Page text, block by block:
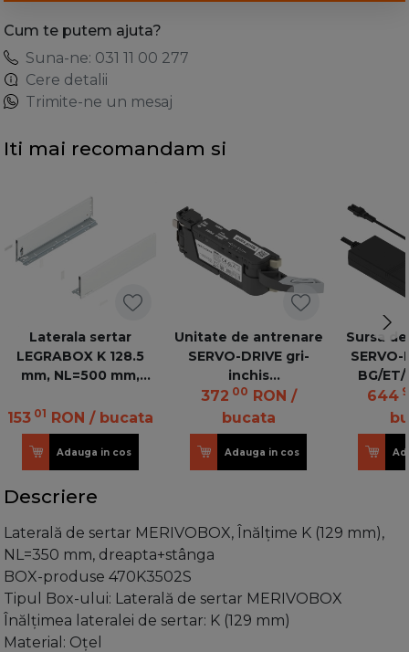
Cum te putem ajuta?
Suna-ne: 031 11 00 277
Cere detalii
Trimite-ne un mesaj
Iti mai recomandam si
Laterala sertar
LEGRABOX K 128.5
mm, NL=500 mm,
matase mat
153 01 RON / bucata
Adauga in cos
Unitate de antrenare
SERVO-DRIVE gri-
inchis
Z10A3000.04ANTR-
EH 20 TGR
372 00 RON /
bucata
Adauga in cos
Sursa
SERVO-
BG/ET/
negru
644
Descriere
Laterală de sertar MERIVOBOX, Înălţime K (129 mm),
NL=350 mm, dreapta+stânga
BOX-produse 470K3502S
Tipul Box-ului: Laterală de sertar MERIVOBOX
Înălţimea lateralei de sertar: K (129 mm)
Material: Oţel